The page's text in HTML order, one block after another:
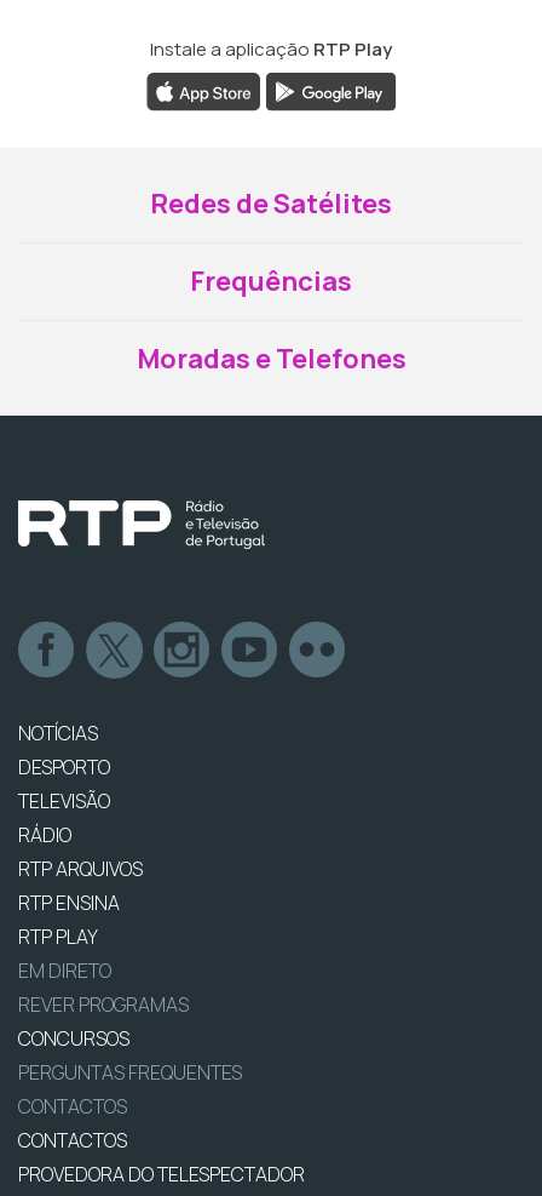
Instale a aplicação RTP Play
Redes de Satélites
Frequências
Moradas e Telefones
NOTÍCIAS
DESPORTO
TELEVISÃO
RÁDIO
RTP ARQUIVOS
RTP ENSINA
RTP PLAY
EM DIRETO
REVER PROGRAMAS
CONCURSOS
PERGUNTAS FREQUENTES
CONTACTOS
CONTACTOS
PROVEDORA DO TELESPECTADOR